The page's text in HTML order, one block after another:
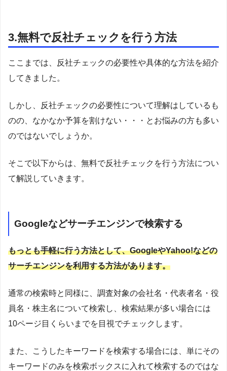
3.無料で反社チェックを行う方法
ここまでは、反社チェックの必要性や具体的な方法を紹介
してきました。
しかし、反社チェックの必要性について理解はしているも
のの、なかなか予算を割けない・・・とお悩みの方も多い
のではないでしょうか。
そこで以下からは、無料で反社チェックを行う方法につい
て解説していきます。
Googleなどサーチエンジンで検索する
もっとも手軽に行う方法として、GoogleやYahoo!などの
サーチエンジンを利用する方法があります。
通常の検索時と同様に、調査対象の会社名・代表者名・役
員名・株主名について検索し、検索結果が多い場合には
10ページ目くらいまでを目視でチェックします。
また、こうしたキーワードを検索する場合には、単にその
キーワードのみを検索ボックスに入れて検索するのではな